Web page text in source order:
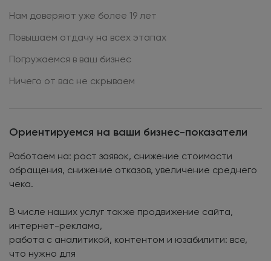
Нам доверяют уже более 19 лет
Повышаем отдачу на всех этапах
Погружаемся в ваш бизнес
Ничего от вас не скрываем
Ориентируемся на ваши бизнес-показатели
Работаем на: рост заявок, снижение стоимости
обращения, снижение отказов, увеличение среднего
чека.
В числе наших услуг также продвижение сайта,
интернет-реклама,
работа с аналитикой, контентом и юзабилити: все,
что нужно для